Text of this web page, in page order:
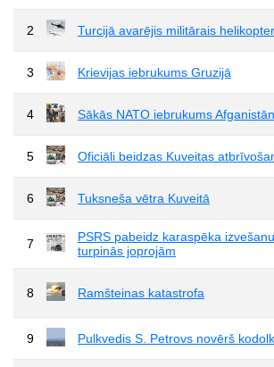
2 Turcijā avarējis militārais
3 Krievijas iebrukums Gruzijā
4 Sākās NATO iebrukums
5 Oficiāli beidzas Kuveitas
6 Tuksneša vētra Kuveitā
7
PSRS pabeidz karaspēka
turpinās joprojām
8 Ramšteinas katastrofa
9 Pulkvedis S. Petrovs novērš